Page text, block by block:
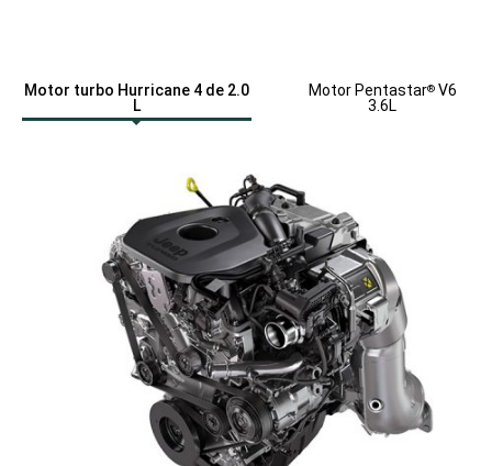
Motor turbo Hurricane 4 de 2.0
L
Motor Pentastar®V6
3.6L